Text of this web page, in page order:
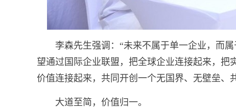
李森先生强调：“未来不属于单一企业，而
望通过国际企业联盟，把全球企业连接起来，
价值连接起来，共同开创一个无国界、无壁垒、
大道至简，价值归一。